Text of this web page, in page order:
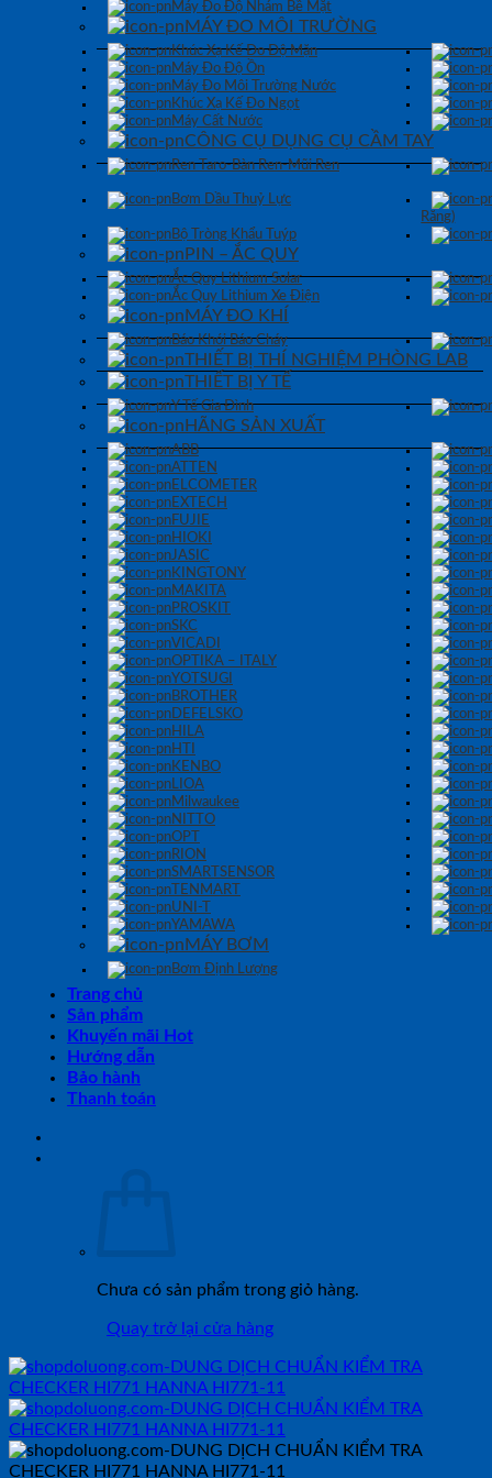
Máy Đo Độ Nhám Bề Mặt
MÁY ĐO MÔI TRƯỜNG
Khúc Xạ Kế Đo Độ Mặn
Máy Đo Độ Ồn
Máy Đo Môi Trường Nước
Khúc Xạ Kế Đo Ngọt
Máy Cất Nước
CÔNG CỤ DỤNG CỤ CẦM TAY
Ren Taro-Bàn Ren-Mũi Ren
Bơm Dầu Thuỷ Lực
Răng)
Bộ Tròng Khẩu Tuýp
PIN – ẮC QUY
Ắc Quy Lithium Solar
Ắc Quy Lithium Xe Điện
MÁY ĐO KHÍ
Báo Khói Báo Cháy
THIẾT BỊ THÍ NGHIỆM PHÒNG LAB
THIẾT BỊ Y TẾ
Y Tế Gia Đình
HÃNG SẢN XUẤT
ABB
ATTEN
ELCOMETER
EXTECH
FUJIE
HIOKI
JASIC
KINGTONY
MAKITA
PROSKIT
SKC
VICADI
OPTIKA – ITALY
YOTSUGI
BROTHER
DEFELSKO
HILA
HTI
KENBO
LIOA
Milwaukee
NITTO
OPT
RION
SMARTSENSOR
TENMART
UNI-T
YAMAWA
MÁY BƠM
Bơm Định Lượng
Trang chủ
Sản phẩm
Khuyến mãi Hot
Hướng dẫn
Bảo hành
Thanh toán
Chưa có sản phẩm trong giỏ hàng.
Quay trở lại cửa hàng